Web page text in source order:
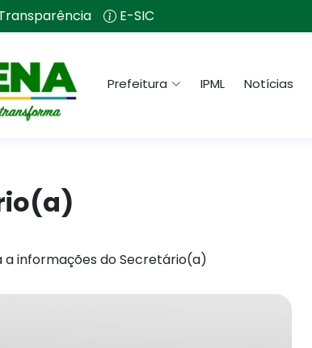
E-SIC
Prefeitura IPML Notícias
a informações do Secretário(a)